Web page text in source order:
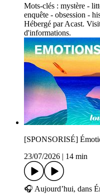
Mots-clés : mystère -
enquête - obsession -
Hébergé par Acast.
d'informations.
[SPONSORISÉ]
23/07/2026
14 min
🎧 Aujourd’hui, dans